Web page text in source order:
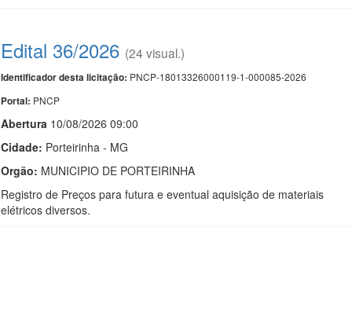
Edital 36/2026 (24 visual.)
Identificador desta licitação: PNCP-18013326000119-1-000085-2026
Portal: PNCP
Abertura 10/08/2026 09:00
Cidade: Porteirinha - MG
Orgão: MUNICIPIO DE PORTEIRINHA
Registro de Preços para futura e eventual aquisição de materiais
elétricos diversos.